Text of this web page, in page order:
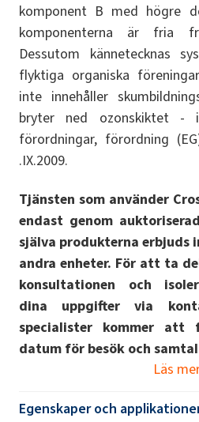
komponent B med högre
komponenterna är fria
Dessutom kännetecknas
flyktiga organiska
inte innehåller
bryter ned ozonskiktet -
förordningar, förordning
.IX.2009.
Tjänsten som använder
endast genom
själva produkterna
andra enheter. För att ta
konsultationen och
dina uppgifter via
specialister kommer
datum för besök och
Läs
Egenskaper och